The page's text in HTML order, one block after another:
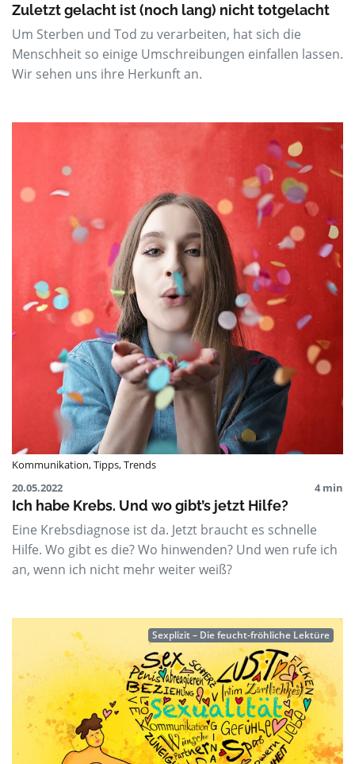
Zuletzt gelacht ist (noch lang) nicht totgelacht
Um Sterben und Tod zu verarbeiten, hat sich die
Menschheit so einige Umschreibungen einfallen lassen.
Wir sehen uns ihre Herkunft an.
Kommunikation,Tipps,Trends
20.05.2022
4 min
Ich habe Krebs. Und wo gibt’s jetzt Hilfe?
Eine Krebsdiagnose ist da. Jetzt braucht es schnelle
Hilfe. Wo gibt es die? Wo hinwenden? Und wen rufe ich
an, wenn ich nicht mehr weiter weiß?
Sexplizit – Die feucht-fröhliche Lektüre